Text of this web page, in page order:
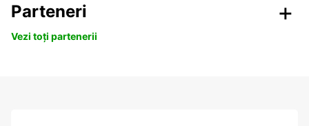
Parteneri
Vezi toți partenerii